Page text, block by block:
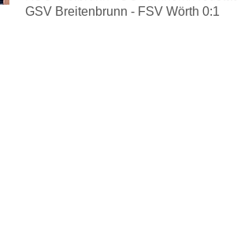
GSV Breitenbrunn - FSV Wörth 0:1